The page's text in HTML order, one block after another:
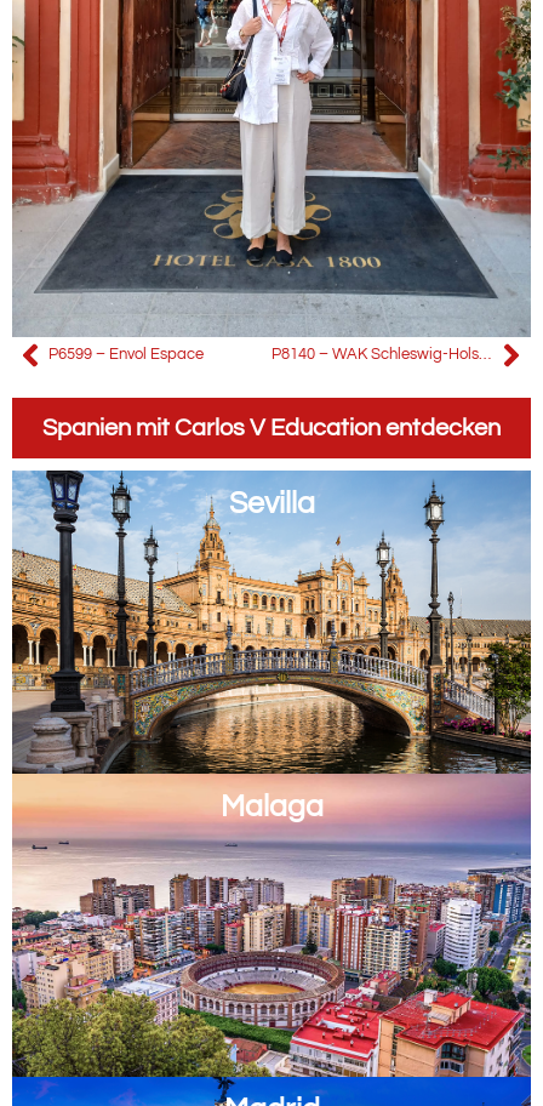
P6599 – Envol Espace P8140 – WAK Schleswig-Holstein GmbH Adh
Spanien mit Carlos V Education entdecken
Sevilla
Malaga